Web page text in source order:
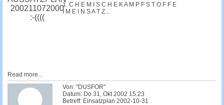
200211072000
:-((((
1. C H E M I S C H E K A M P F S T O F F E
I M E I N S A T Z...
Read more...
Von: "DUSFOR"
Datum: Do 31, Okt 2002 15:23
Betreff: Einsatzplan 2002-10-31